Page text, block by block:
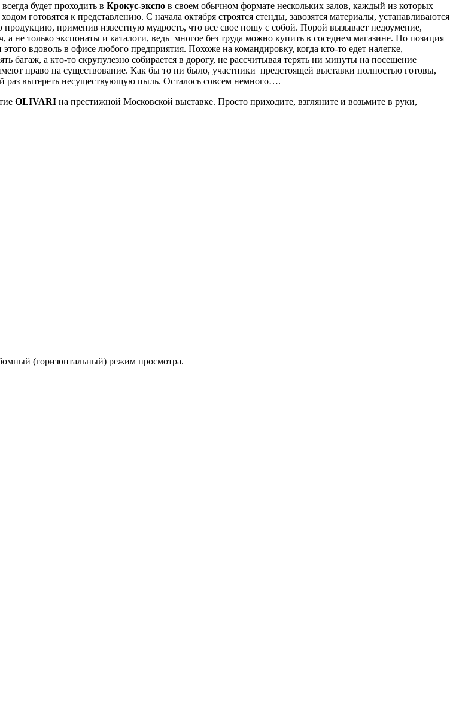
будет проходить в Крокус-экспо в своем обычном формате нескольких залов, каждый из которых
готовятся к представлению. С начала октября строятся стенды, завозятся материалы, устанавливаются
применив известную мудрость, что все свое ношу с собой. Порой вызывает недоумение,
не только экспонаты и каталоги, ведь многое без труда можно купить в соседнем магазине. Но позиция
вдоволь в офисе любого предприятия. Похоже на командировку, когда кто-то едет налегке,
багаж, а кто-то скрупулезно собирается в дорогу, не рассчитывая терять ни минуты на посещение
право на существование. Как бы то ни было, участники предстоящей выставки полностью готовы,
вытереть несуществующую пыль. Осталось совсем немного….
OLIVARI на престижной Московской выставке. Просто приходите, взгляните и возьмите в руки,
(горизонтальный) режим просмотра.